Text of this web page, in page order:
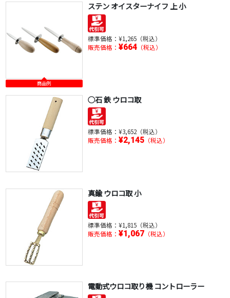
商品例
ステン オイスターナイフ 上 小
標準価格： ¥1,265（税込）
販売価格： ¥664（税込）
○石 鉄 ウロコ取
標準価格： ¥3,652（税込）
販売価格： ¥2,145（税込）
真鍮 ウロコ取 小
標準価格： ¥1,815（税込）
販売価格： ¥1,067（税込）
電動式ウロコ取り機 コントローラー